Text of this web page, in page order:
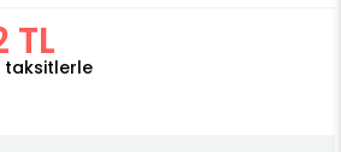
TL
taksitlerle